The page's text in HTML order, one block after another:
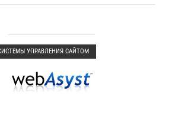
УПРАВЛЕНИЯ САЙТОМ